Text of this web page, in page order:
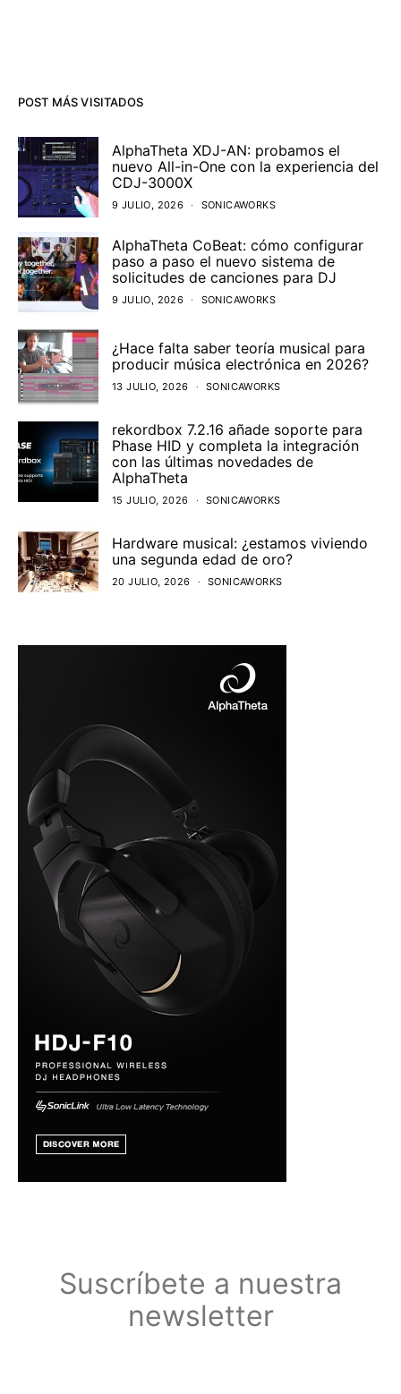
POST MÁS VISITADOS
AlphaTheta XDJ-AN: probamos el
nuevo All-in-One con la experiencia del
CDJ-3000X
9 JULIO, 2026 SONICAWORKS
AlphaTheta CoBeat: cómo configurar
paso a paso el nuevo sistema de
solicitudes de canciones para DJ
9 JULIO, 2026 SONICAWORKS
¿Hace falta saber teoría musical para
producir música electrónica en 2026?
13 JULIO, 2026 SONICAWORKS
rekordbox 7.2.16 añade soporte para
Phase HID y completa la integración
con las últimas novedades de
AlphaTheta
15 JULIO, 2026 SONICAWORKS
Hardware musical: ¿estamos viviendo
una segunda edad de oro?
20 JULIO, 2026 SONICAWORKS
Suscríbete a nuestra
newsletter